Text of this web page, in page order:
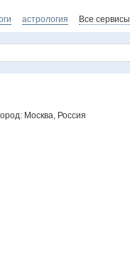
астрология Все сервисы
Москва, Россия